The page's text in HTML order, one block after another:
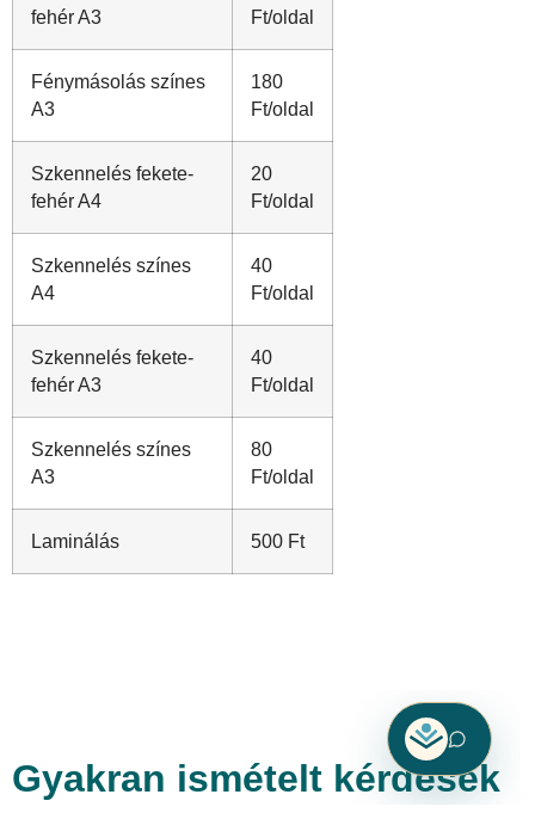
fehér A3
Ft/oldal
Fénymásolás színes
A3
180
Ft/oldal
Szkennelés fekete-
fehér A4
20
Ft/oldal
Szkennelés színes
A4
40
Ft/oldal
Szkennelés fekete-
fehér A3
40
Ft/oldal
Szkennelés színes
A3
80
Ft/oldal
Laminálás 500 Ft
Gyakran ismételt kérdések